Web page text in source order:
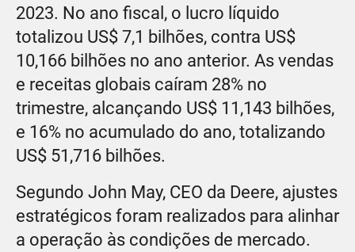
2023. No ano fiscal, o lucro líquido
totalizou US$ 7,1 bilhões, contra US$
10,166 bilhões no ano anterior. As vendas
e receitas globais caíram 28% no
trimestre, alcançando US$ 11,143 bilhões,
e 16% no acumulado do ano, totalizando
US$ 51,716 bilhões.
Segundo John May, CEO da Deere, ajustes
estratégicos foram realizados para alinhar
a operação às condições de mercado.